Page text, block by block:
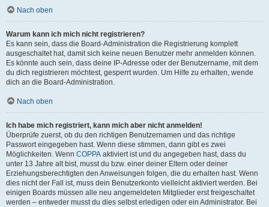
Nach oben
Warum kann ich mich nicht registrieren?
Es kann sein, dass die Board-Administration die Registrierung komplett
ausgeschaltet hat, damit sich keine neuen Benutzer mehr anmelden können.
Es könnte auch sein, dass deine IP-Adresse oder der Benutzername, mit dem
du dich registrieren möchtest, gesperrt wurden. Um Hilfe zu erhalten, wende
dich an die Board-Administration.
Nach oben
Ich habe mich registriert, kann mich aber nicht anmelden!
Überprüfe zuerst, ob du den richtigen Benutzernamen und das richtige
Passwort eingegeben hast. Wenn diese stimmen, dann gibt es zwei
Möglichkeiten. Wenn COPPA aktiviert ist und du angegeben hast, dass du
unter 13 Jahre alt bist, musst du bzw. einer deiner Eltern oder deiner
Erziehungsberechtigten den Anweisungen folgen, die du erhalten hast. Wenn
dies nicht der Fall ist, muss dein Benutzerkonto vielleicht aktiviert werden. Bei
einigen Boards müssen alle neu angemeldeten Mitglieder erst freigeschaltet
werden – entweder musst du dies selbst erledigen oder ein Administrator. Bei